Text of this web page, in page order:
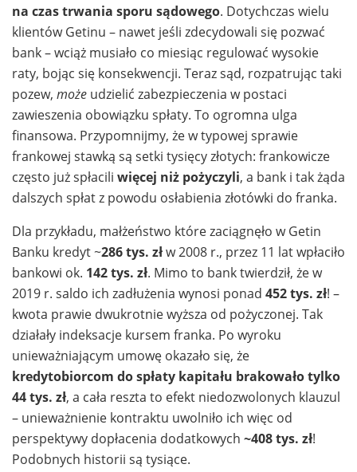
na czas trwania sporu sądowego. Dotychczas wielu
klientów Getinu – nawet jeśli zdecydowali się pozwać
bank – wciąż musiało co miesiąc regulować wysokie
raty, bojąc się konsekwencji. Teraz sąd, rozpatrując taki
pozew, może udzielić zabezpieczenia w postaci
zawieszenia obowiązku spłaty. To ogromna ulga
finansowa. Przypomnijmy, że w typowej sprawie
frankowej stawką są setki tysięcy złotych: frankowicze
często już spłacili więcej niż pożyczyli, a bank i tak żąda
dalszych spłat z powodu osłabienia złotówki do franka.
Dla przykładu, małżeństwo które zaciągnęło w Getin
Banku kredyt ~286 tys. złw 2008 r., przez 11 lat wpłaciło
bankowi ok. 142 tys. zł. Mimo to bank twierdził, że w
2019 r. saldo ich zadłużenia wynosi ponad 452 tys. zł! –
kwota prawie dwukrotnie wyższa od pożyczonej. Tak
działały indeksacje kursem franka. Po wyroku
unieważniającym umowę okazało się, że
kredytobiorcom do spłaty kapitału brakowało tylko
44 tys. zł, a cała reszta to efekt niedozwolonych klauzul
– unieważnienie kontraktu uwolniło ich więc od
perspektywy dopłacenia dodatkowych ~408 tys. zł!
Podobnych historii są tysiące.